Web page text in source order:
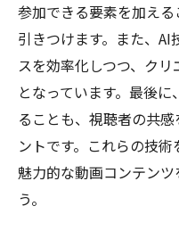
参加できる要素を加え
引きつけます。また、
スを効率化しつつ、ク
となっています。最後
ることも、視聴者の共
ントです。これらの技
魅力的な動画コンテン
う。